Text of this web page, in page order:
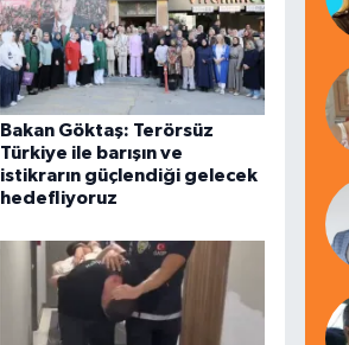
Bakan Göktaş: Terörsüz
Türkiye ile barışın ve
istikrarın güçlendiği gelecek
hedefliyoruz